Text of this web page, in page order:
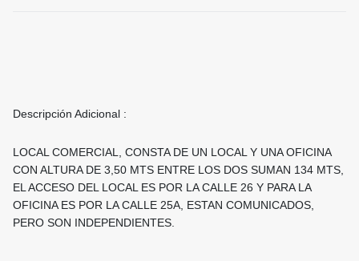
Descripción Adicional :
LOCAL COMERCIAL, CONSTA DE UN LOCAL Y UNA OFICINA
CON ALTURA DE 3,50 MTS ENTRE LOS DOS SUMAN 134 MTS,
EL ACCESO DEL LOCAL ES POR LA CALLE 26 Y PARA LA
OFICINA ES POR LA CALLE 25A, ESTAN COMUNICADOS,
PERO SON INDEPENDIENTES.